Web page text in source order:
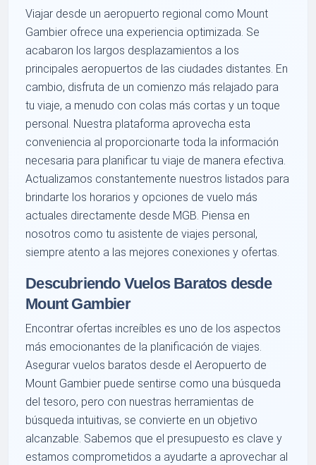
Viajar desde un aeropuerto regional como Mount
Gambier ofrece una experiencia optimizada. Se
acabaron los largos desplazamientos a los
principales aeropuertos de las ciudades distantes. En
cambio, disfruta de un comienzo más relajado para
tu viaje, a menudo con colas más cortas y un toque
personal. Nuestra plataforma aprovecha esta
conveniencia al proporcionarte toda la información
necesaria para planificar tu viaje de manera efectiva.
Actualizamos constantemente nuestros listados para
brindarte los horarios y opciones de vuelo más
actuales directamente desde MGB. Piensa en
nosotros como tu asistente de viajes personal,
siempre atento a las mejores conexiones y ofertas.
Descubriendo Vuelos Baratos desde
Mount Gambier
Encontrar ofertas increíbles es uno de los aspectos
más emocionantes de la planificación de viajes.
Asegurar vuelos baratos desde el Aeropuerto de
Mount Gambier puede sentirse como una búsqueda
del tesoro, pero con nuestras herramientas de
búsqueda intuitivas, se convierte en un objetivo
alcanzable. Sabemos que el presupuesto es clave y
estamos comprometidos a ayudarte a aprovechar al